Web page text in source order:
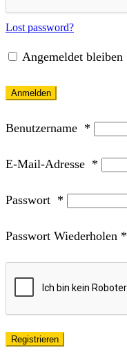
Lost password?
Angemeldet bleiben
Anmelden
Benutzername *
E-Mail-Adresse *
Passwort *
Passwort Wiederholen *
Registrieren